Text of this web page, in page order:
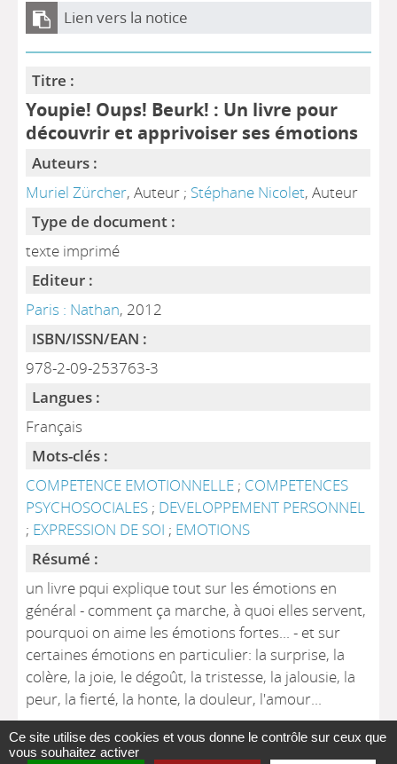
Lien vers la notice
Titre :
Youpie! Oups! Beurk! : Un livre pour
découvrir et apprivoiser ses émotions
Auteurs :
Muriel Zürcher, Auteur ; Stéphane Nicolet, Auteur
Type de document :
texte imprimé
Editeur :
Paris : Nathan, 2012
ISBN/ISSN/EAN :
978-2-09-253763-3
Langues :
Français
Mots-clés :
COMPETENCE EMOTIONNELLE ; COMPETENCES
PSYCHOSOCIALES ; DEVELOPPEMENT PERSONNEL
; EXPRESSION DE SOI ; EMOTIONS
Résumé :
un livre pqui explique tout sur les émotions en
général - comment ça marche, à quoi elles servent,
pourquoi on aime les émotions fortes... - et sur
certaines émotions en particulier: la surprise, la
colère, la joie, le dégoût, la tristesse, la jalousie, la
peur, la fierté, la honte, la douleur, l'amour...
Ce site utilise des cookies et vous donne le contrôle sur ceux que
vous souhaitez activer